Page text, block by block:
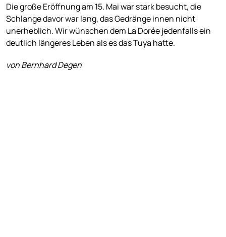
Die große Eröffnung am 15. Mai war stark besucht, die
Schlange davor war lang, das Gedränge innen nicht
unerheblich. Wir wünschen dem La Dorée jedenfalls ein
deutlich längeres Leben als es das Tuya hatte.
von Bernhard Degen